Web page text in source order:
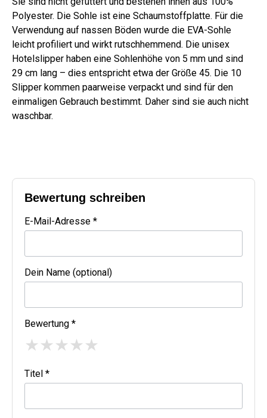
Polyester. Die Sohle ist eine Schaumstoffplatte. Für die
Verwendung auf nassen Böden wurde die EVA-Sohle
leicht profiliert und wirkt rutschhemmend. Die unisex
Hotelslipper haben eine Sohlenhöhe von 5 mm und sind
29 cm lang – dies entspricht etwa der Größe 45. Die 10
Slipper kommen paarweise verpackt und sind für den
einmaligen Gebrauch bestimmt. Daher sind sie auch nicht
waschbar.
Bewertung schreiben
E-Mail-Adresse *
Dein Name (optional)
Bewertung *
★★★★★
Titel *